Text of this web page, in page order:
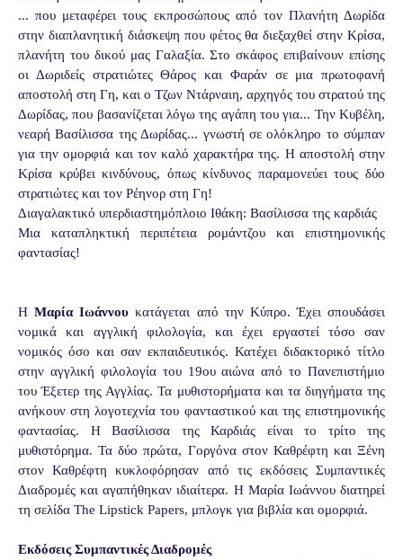
... που μεταφέρει τους εκπροσώπους από τον Πλανήτη Δωρίδα
στην διαπλανητική διάσκεψη που φέτος θα διεξαχθεί στην Κρίσα,
πλανήτη του δικού μας Γαλαξία. Στο σκάφος επιβαίνουν επίσης
οι Δωριδείς στρατιώτες Θάρος και Φαράν σε μια πρωτοφανή
αποστολή στη Γη, και ο Τζων Ντάρναιη, αρχηγός του στρατού της
Δωρίδας, που βασανίζεται λόγω της αγάπη του για... Την Κυβέλη,
νεαρή Βασίλισσα της Δωρίδας... γνωστή σε ολόκληρο το σύμπαν
για την ομορφιά και τον καλό χαρακτήρα της. Η αποστολή στην
Κρίσα κρύβει κινδύνους, όπως κίνδυνος παραμονεύει τους δύο
στρατιώτες και τον Ρέηνορ στη Γη!
Διαγαλακτικό υπερδιαστημόπλοιο Ιθάκη: Βασίλισσα της καρδιάς
Μια καταπληκτική περιπέτεια ρομάντζου και επιστημονικής
φαντασίας!
ΗΜαρία Ιωάννουκατάγεται από την Κύπρο. Έχει σπουδάσει
νομικά και αγγλική φιλολογία, και έχει εργαστεί τόσο σαν
νομικός όσο και σαν εκπαιδευτικός. Κατέχει διδακτορικό τίτλο
στην αγγλική φιλολογία του 19ου αιώνα από το Πανεπιστήμιο
του Έξετερ της Αγγλίας. Τα μυθιστορήματα και τα διηγήματα της
ανήκουν στη λογοτεχνία του φανταστικού και της επιστημονικής
φαντασίας. Η Βασίλισσα της Καρδιάς είναι το τρίτο της
μυθιστόρημα. Τα δύο πρώτα, Γοργόνα στον Καθρέφτη και Ξένη
στον Καθρέφτη κυκλοφόρησαν από τις εκδόσεις Συμπαντικές
Διαδρομές και αγαπήθηκαν ιδιαίτερα. Η Μαρία Ιωάννου διατηρεί
τη σελίδα The Lipstick Papers, μπλογκ για βιβλία και ομορφιά.
Εκδόσεις Συμπαντικές Διαδρομές